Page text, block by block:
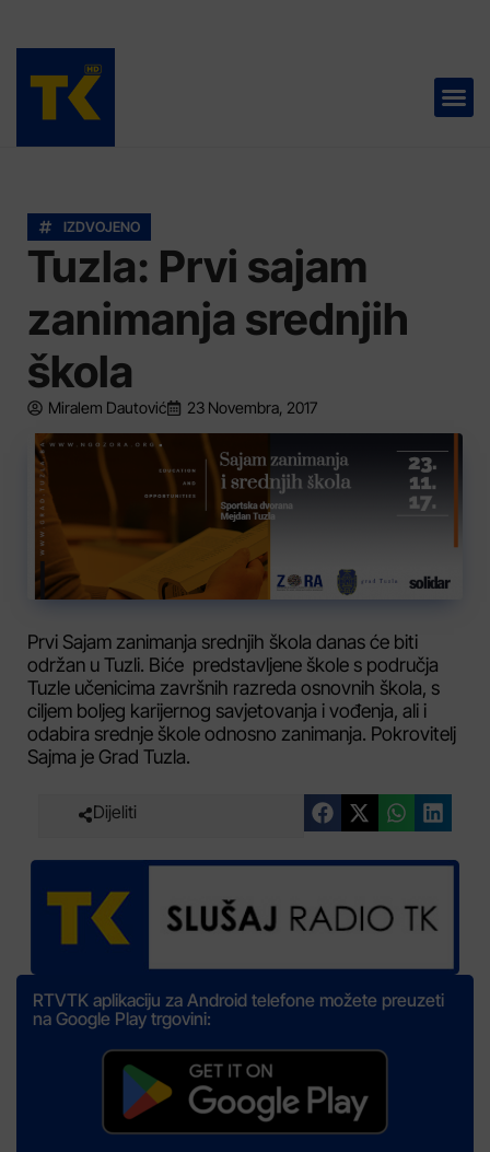
IZDVOJENO
Tuzla: Prvi sajam
zanimanja srednjih
škola
Miralem Dautović 23 Novembra, 2017
Prvi Sajam zanimanja srednjih škola danas će biti
održan u Tuzli. Biće predstavljene škole s područja
Tuzle učenicima završnih razreda osnovnih škola, s
ciljem boljeg karijernog savjetovanja i vođenja, ali i
odabira srednje škole odnosno zanimanja. Pokrovitelj
Sajma je Grad Tuzla.
Dijeliti
RTVTK aplikaciju za Android telefone možete preuzeti
na Google Play trgovini: